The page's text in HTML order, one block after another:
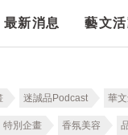
最新消息 藝文
迷誠品Podcast 華
特別企畫 香氛美容